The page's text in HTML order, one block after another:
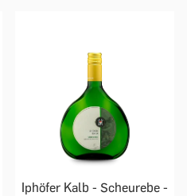
Iphöfer Kalb - Scheurebe -